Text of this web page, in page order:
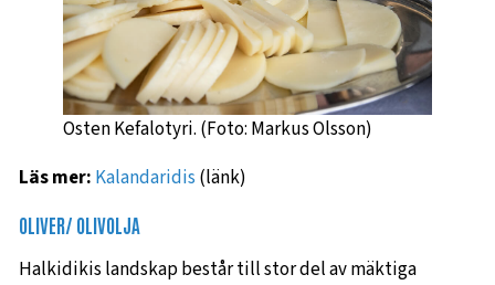
Osten Kefalotyri. (Foto: Markus Olsson)
Läs mer: Kalandaridis (länk)
OLIVER/ OLIVOLJA
Halkidikis landskap består till stor del av mäktiga